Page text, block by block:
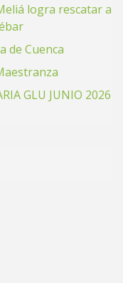
logra rescatar a
de Cuenca
GLU JUNIO 2026